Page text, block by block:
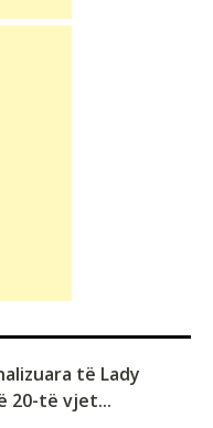
të Lady
20-të vjet...